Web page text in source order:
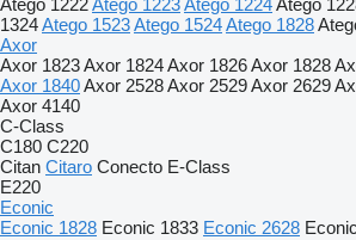
Atego 1222Atego 1223Atego 1224Atego
1324Atego 1523Atego 1524Atego 1828
Axor
Axor 1823Axor 1824Axor 1826Axor 1828
Axor 1840Axor 2528Axor 2529Axor 2629
Axor 4140
C-Class
C180 C220
Citan Citaro Conecto E-Class
E220
Econic
Econic 1828 Econic 1833 Econic 2628